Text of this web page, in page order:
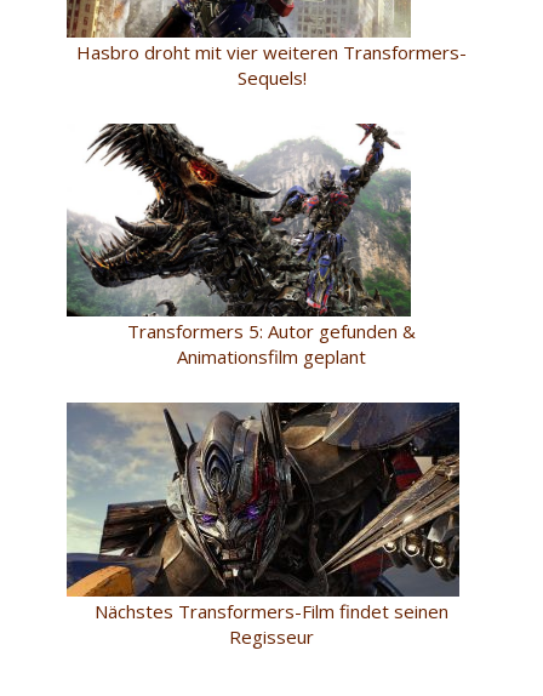
Hasbro droht mit vier weiteren Transformers-
Sequels!
Transformers 5: Autor gefunden &
Animationsfilm geplant
Nächstes Transformers-Film findet seinen
Regisseur